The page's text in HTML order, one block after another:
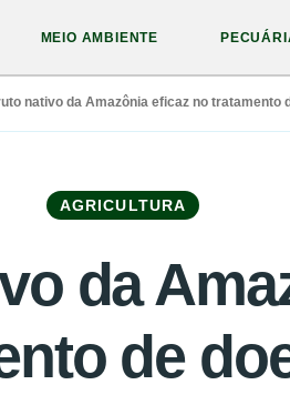
MEIO AMBIENTE
nativo da Amazônia eficaz no tratamento
AGRICULTURA
da
de